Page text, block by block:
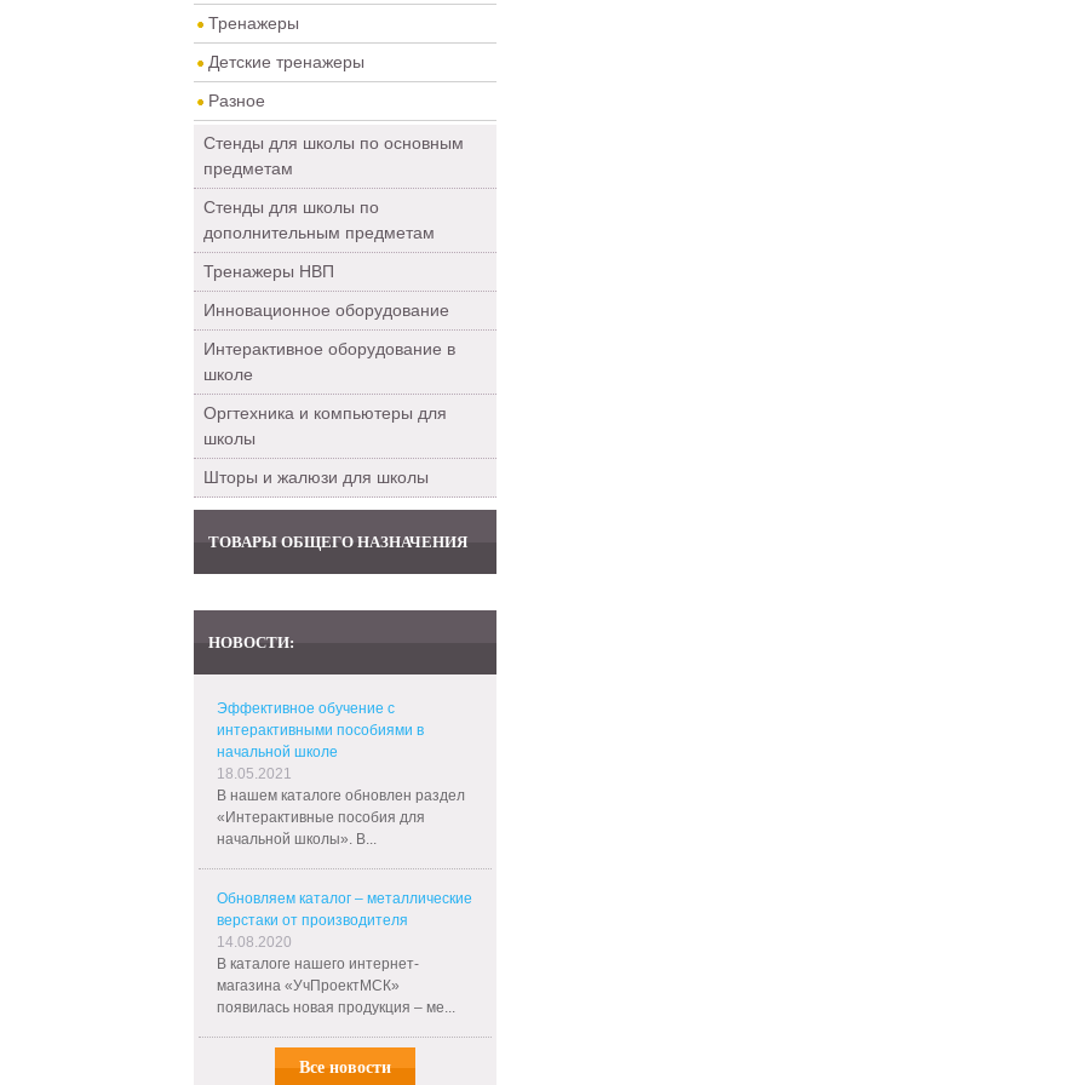
Тренажеры
Детские тренажеры
Разное
Стенды для школы по основным
предметам
Стенды для школы по
дополнительным предметам
Тренажеры НВП
Инновационное оборудование
Интерактивное оборудование в
школе
Оргтехника и компьютеры для
школы
Шторы и жалюзи для школы
ТОВАРЫ ОБЩЕГО НАЗНАЧЕНИЯ
НОВОСТИ:
Эффективное обучение с
интерактивными пособиями в
начальной школе
18.05.2021
В нашем каталоге обновлен раздел
«Интерактивные пособия для
начальной школы». В...
Обновляем каталог – металлические
верстаки от производителя
14.08.2020
В каталоге нашего интернет-
магазина «УчПроектМСК»
появилась новая продукция – ме...
Все новости